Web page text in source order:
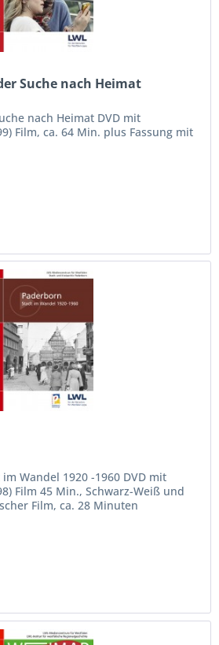
Suche nach Heimat
nach Heimat DVD mit
Film, ca. 64 Min. plus Fassung mit
Wandel 1920 -1960 DVD mit
Film 45 Min., Schwarz-Weiß und
Film, ca. 28 Minuten